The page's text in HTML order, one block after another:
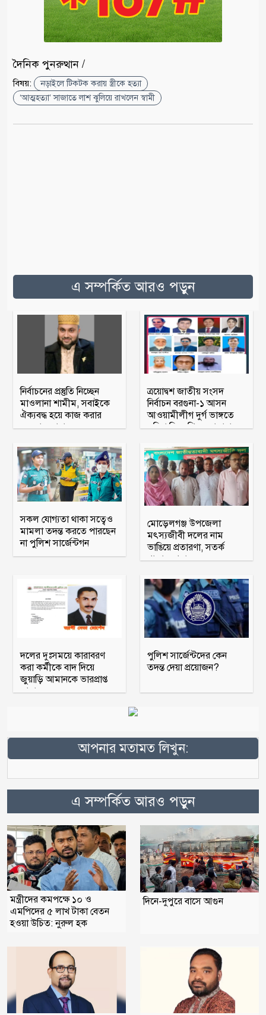
দৈনিক পুনরুত্থান /
বিষয়:
নড়াইলে টিকটক করায় স্ত্রীকে হত্যা
‘আত্মহত্যা’ সাজাতে লাশ ঝুলিয়ে রাখলেন স্বামী
এ সম্পর্কিত আরও পড়ুন
নির্বাচনের প্রস্তুতি নিচ্ছেন
মাওলানা শামীম, সবাইকে
ঐক্যবদ্ধ হয়ে কাজ করার
অহব্বান জানান
ত্রয়োদ্বশ জাতীয় সংসদ
নির্বাচন বরগুনা-১ আসন
আওয়ামীলীগ দুর্গ ভাঙ্গতে
মরিয়া বিএনপি ও জামায়াত
সকল যোগ্যতা থাকা সত্বেও
মামলা তদন্ত করতে পারছেন
না পুলিশ সার্জেন্টগন
মোড়েলগঞ্জ উপজেলা
মৎস্যজীবী দলের নাম
ভাঙিয়ে প্রতারণা, সতর্ক
থাকার আহ্বান
দলের দুঃসময়ে কারাবরণ
করা কর্মীকে বাদ দিয়ে
জুয়াড়ি আমানকে ভারপ্রাপ্ত
আহ্বায়ক
পুলিশ সার্জেন্টদের কেন
তদন্ত দেয়া প্রয়োজন?
আপনার মতামত লিখুন:
এ সম্পর্কিত আরও পড়ুন
মন্ত্রীদের কমপক্ষে ১০ ও
এমপিদের ৫ লাখ টাকা বেতন
হওয়া উচিত: নুরুল হক
দিনে-দুপুরে বাসে আগুন